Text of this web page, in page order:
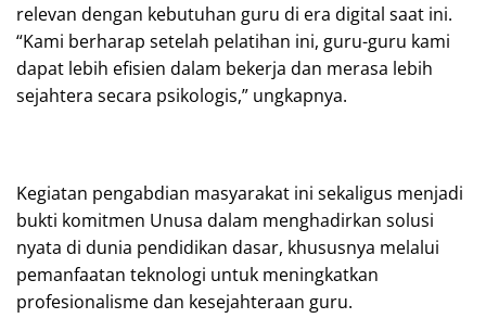
relevan dengan kebutuhan guru di era digital saat ini.
“Kami berharap setelah pelatihan ini, guru-guru kami
dapat lebih efisien dalam bekerja dan merasa lebih
sejahtera secara psikologis,” ungkapnya.
Kegiatan pengabdian masyarakat ini sekaligus menjadi
bukti komitmen Unusa dalam menghadirkan solusi
nyata di dunia pendidikan dasar, khususnya melalui
pemanfaatan teknologi untuk meningkatkan
profesionalisme dan kesejahteraan guru.